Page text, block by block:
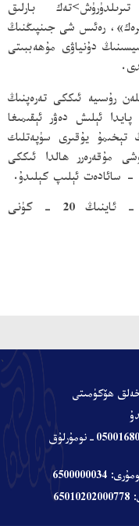
بارلىق
رەئىس شى جىنپىڭنىڭ
دۇنياۋى مۇھەببىتى
رۇسىيە ئىككى تەرەپنىڭ
ئېلىش دەۋر ئېقىمىغا
تېخىمۇ يۇقىرى سۈپەتلىك
مۇقەرەرر ھالدا ئىككى
سائادەت ئېلىپ كېلىدۇ.
(شىنخۇا ئاگېنتلىقى، بېيجىڭ، 5 - ئاينىڭ 20 - كۈنى
、
خەلق ھۆكۈمىتى